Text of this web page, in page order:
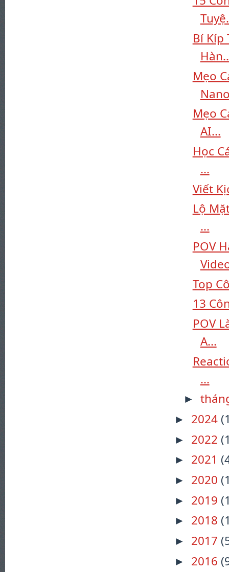
Bí Kíp
Mẹo
Mẹo
AI...
Học
...
Viết
Lộ
...
POV
Top
13
POV
A...
...
►
► 2024
► 2022
► 2021
► 2020
► 2019
► 2018
► 2017
► 2016